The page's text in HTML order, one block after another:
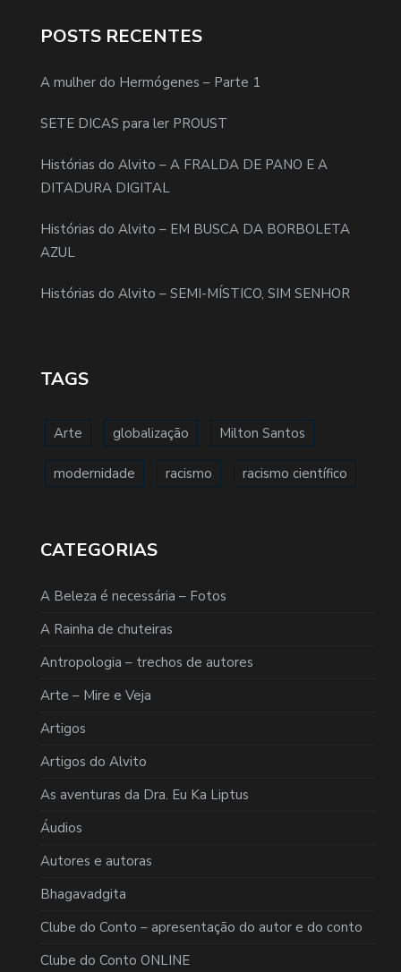
POSTS RECENTES
A mulher do Hermógenes – Parte 1
SETE DICAS para ler PROUST
Histórias do Alvito – A FRALDA DE PANO E A
DITADURA DIGITAL
Histórias do Alvito – EM BUSCA DA BORBOLETA
AZUL
Histórias do Alvito – SEMI-MÍSTICO, SIM SENHOR
TAGS
Arte globalização Milton Santos
modernidade racismo racismo científico
CATEGORIAS
A Beleza é necessária – Fotos
A Rainha de chuteiras
Antropologia – trechos de autores
Arte – Mire e Veja
Artigos
Artigos do Alvito
As aventuras da Dra. Eu Ka Liptus
Áudios
Autores e autoras
Bhagavadgita
Clube do Conto – apresentação do autor e do conto
Clube do Conto ONLINE